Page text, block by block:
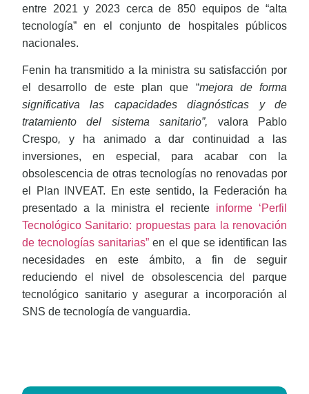
entre 2021 y 2023 cerca de 850 equipos de “alta
tecnología” en el conjunto de hospitales públicos
nacionales.
Fenin ha transmitido a la ministra su satisfacción por
el desarrollo de este plan que “mejora de forma
significativa las capacidades diagnósticas y de
tratamiento del sistema sanitario”, valora Pablo
Crespo, y ha animado a dar continuidad a las
inversiones, en especial, para acabar con la
obsolescencia de otras tecnologías no renovadas por
el Plan INVEAT. En este sentido, la Federación ha
presentado a la ministra el reciente informe ‘Perfil
Tecnológico Sanitario: propuestas para la renovación
de tecnologías sanitarias” en el que se identifican las
necesidades en este ámbito, a fin de seguir
reduciendo el nivel de obsolescencia del parque
tecnológico sanitario y asegurar a incorporación al
SNS de tecnología de vanguardia.